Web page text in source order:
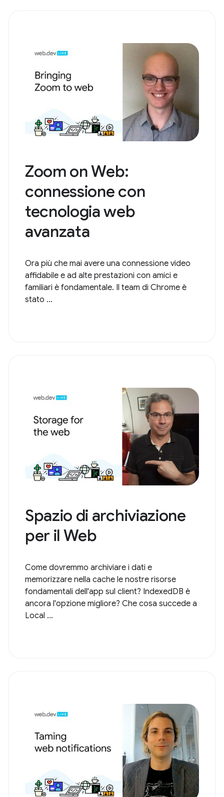
Zoom on Web:
connessione con
tecnologia web
avanzata
Ora più che mai avere una connessione video
affidabile e ad alte prestazioni con amici e
familiari è fondamentale. Il team di Chrome è
stato ...
Spazio di archiviazione
per il Web
Come dovremmo archiviare i dati e
memorizzare nella cache le nostre risorse
fondamentali dell'app sul client? IndexedDB è
ancora l'opzione migliore? Che cosa succede a
Local ...